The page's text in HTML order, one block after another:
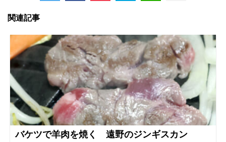
関連記事
バケツで羊肉を焼く 遠野のジンギスカン